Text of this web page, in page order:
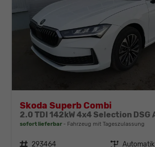
Skoda Superb Combi
sofort lieferbar Fahrzeug mit Tageszulassung
Fahrzeugnr. 293464 Getriebe Automatik